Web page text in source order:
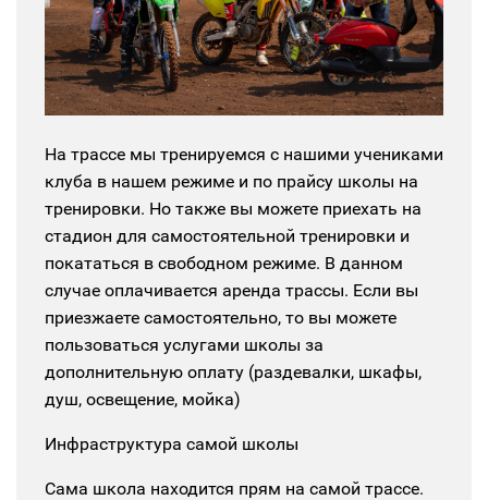
На трассе мы тренируемся с нашими учениками
клуба в нашем режиме и по прайсу школы на
тренировки. Но также вы можете приехать на
стадион для самостоятельной тренировки и
покататься в свободном режиме. В данном
случае оплачивается аренда трассы. Если вы
приезжаете самостоятельно, то вы можете
пользоваться услугами школы за
дополнительную оплату (раздевалки, шкафы,
душ, освещение, мойка)
Инфраструктура самой школы
Сама школа находится прям на самой трассе.